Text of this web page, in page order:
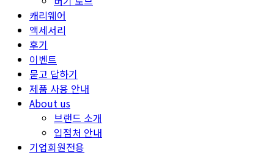
캐리웨어
액세서리
후기
이벤트
묻고 답하기
제품 사용 안내
About us
브랜드 소개
입점처 안내
기업회원전용